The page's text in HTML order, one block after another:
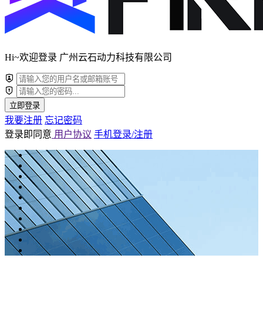
Hi~欢迎登录 广州云石动力科技有限公司
立即登录
我要注册 忘记密码
登录即同意 用户协议 手机登录/注册